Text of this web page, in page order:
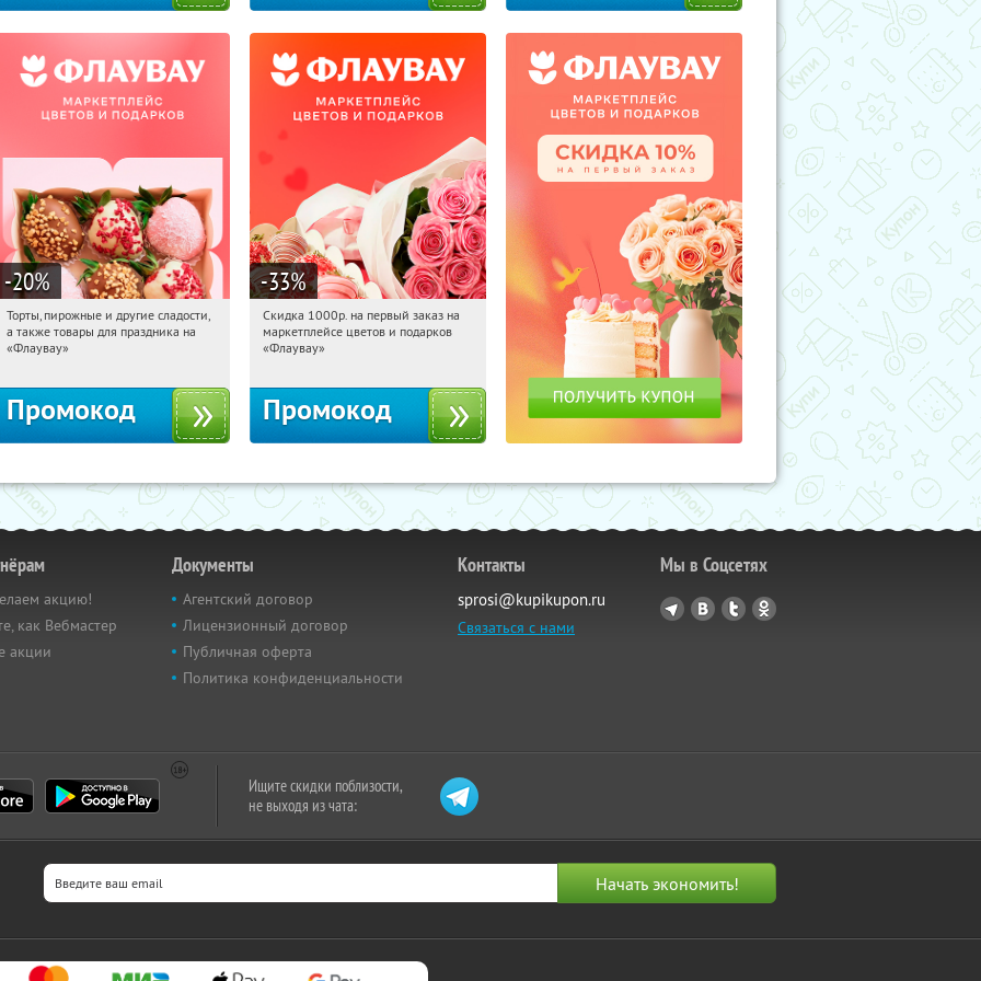
-20%
07:32:18 Получили:
Россия
Торты, пирожные и другие сладости,
а также товары для праздника на
«Флаувау»
Промокод
-33%
07:32:18 Получили:
Россия
Скидка 1000р. на первый заказ на
маркетплейсе цветов и подарков
«Флаувау»
Промокод
акцию!
как Вебмастер
акции
Документы
Агентский договор
Лицензионный договор
Публичная оферта
Политика конфиденциальности
Контакты
sprosi@kupikupon.ru
Связаться с нами
Мы в Соцсетях
Ищите скидки поблизости,
не выходя из чата: